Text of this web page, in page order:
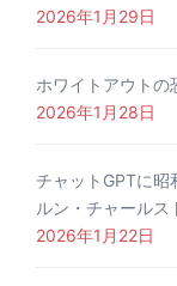
2026年1月29日
ホワイトアウトの
2026年1月28日
チャットGPTに
ルン・チャールス
2026年1月22日